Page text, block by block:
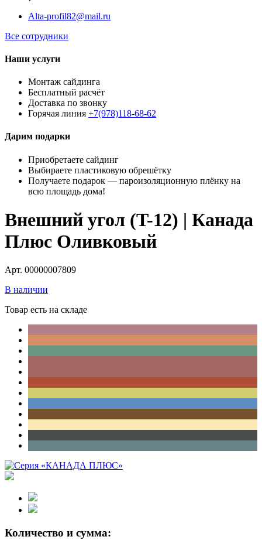
Alta-profil82@mail.ru
Все сотрудники
Наши услуги
Монтаж сайдинга
Бесплатный расчёт
Доставка по звонку
Горячая линия +7(978)118-68-62
Дарим подарки
Приобретаете сайдинг
Выбираете пластиковую обрешётку
Получаете подарок — пароизоляционную плёнку на
всю площадь дома!
Внешний угол (T-12) | Канада
Плюс Оливковый
Арт. 00000007809
В наличии
Товар есть на складе
Количество и сумма: